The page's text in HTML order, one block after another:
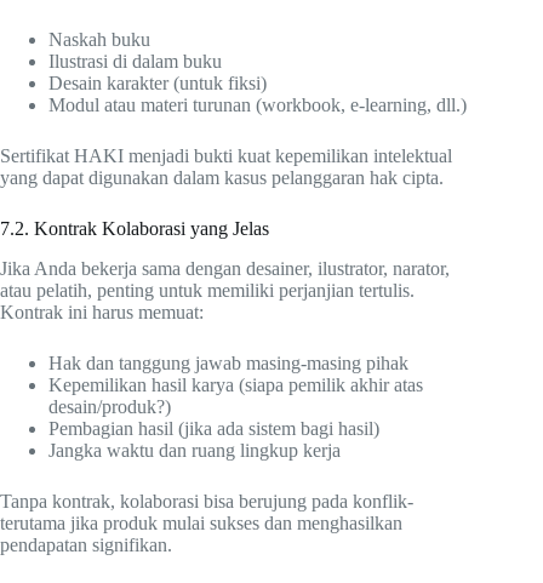
Naskah buku
Ilustrasi di dalam buku
Desain karakter (untuk fiksi)
Modul atau materi turunan (workbook, e-learning, dll.)
Sertifikat HAKI menjadi bukti kuat kepemilikan intelektual
yang dapat digunakan dalam kasus pelanggaran hak cipta.
7.2. Kontrak Kolaborasi yang Jelas
Jika Anda bekerja sama dengan desainer, ilustrator, narator,
atau pelatih, penting untuk memiliki perjanjian tertulis.
Kontrak ini harus memuat:
Hak dan tanggung jawab masing-masing pihak
Kepemilikan hasil karya (siapa pemilik akhir atas
desain/produk?)
Pembagian hasil (jika ada sistem bagi hasil)
Jangka waktu dan ruang lingkup kerja
Tanpa kontrak, kolaborasi bisa berujung pada konflik-
terutama jika produk mulai sukses dan menghasilkan
pendapatan signifikan.